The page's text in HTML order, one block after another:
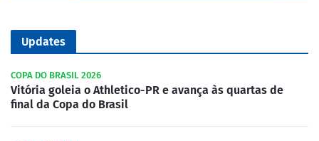
Updates
COPA DO BRASIL 2026
Vitória goleia o Athletico-PR e avança às quartas de
final da Copa do Brasil